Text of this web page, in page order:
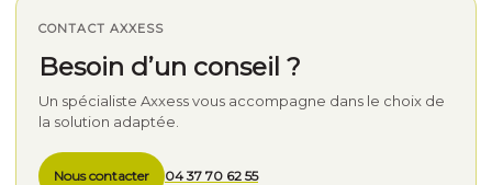
CONTACT AXXESS
Besoin d’un conseil ?
Un spécialiste Axxess vous accompagne dans le choix de
la solution adaptée.
Nous contacter 04 37 70 62 55